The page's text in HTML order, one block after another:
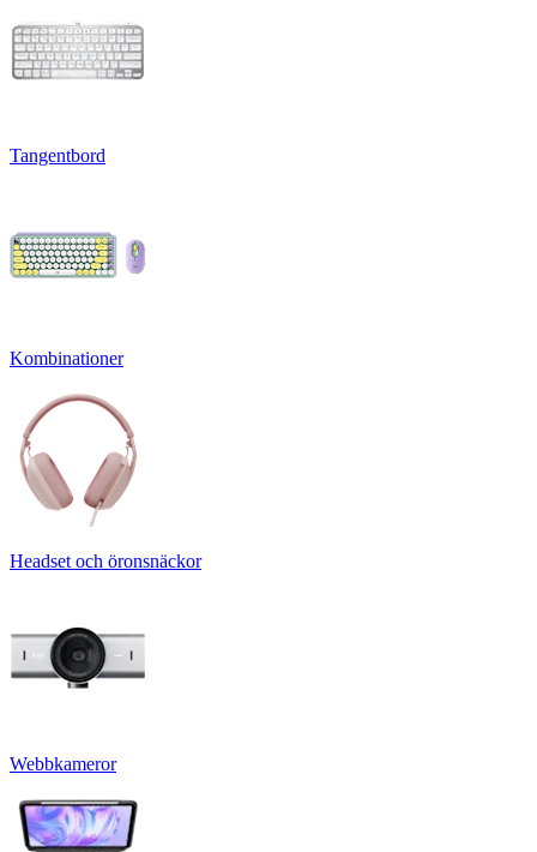
Tangentbord
Kombinationer
Headset och öronsnäckor
Webbkameror